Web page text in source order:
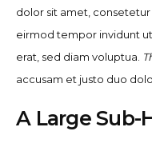
dolor sit amet,
eirmod tempor invidunt
erat, sed diam voluptua.
accusam et justo duo
A Large Sub-